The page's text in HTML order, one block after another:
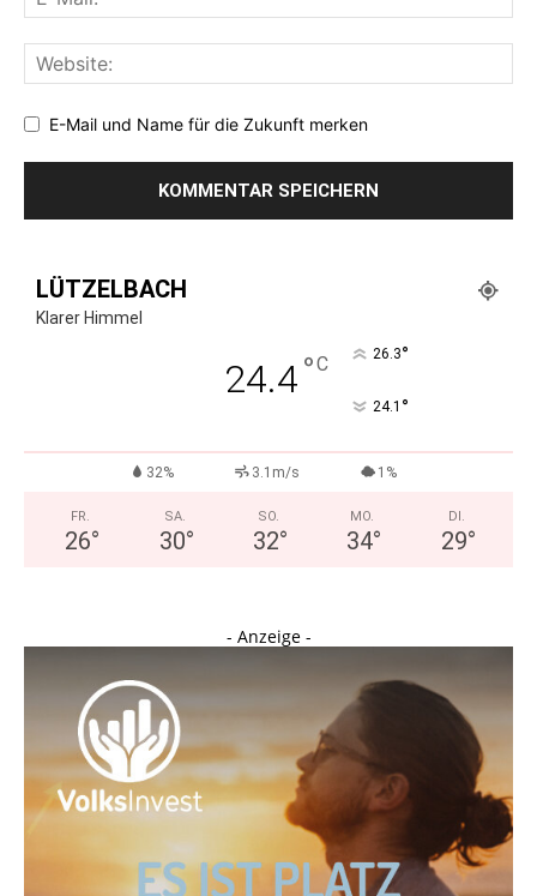
E-Mail und Name für die Zukunft merken
LÜTZELBACH
Klarer Himmel
24.4°C 26.3°
24.1 °
32% 3.1m/s 1%
FR.
26°
SA.
30°
SO.
32°
MO.
34°
DI.
29°
- Anzeige -